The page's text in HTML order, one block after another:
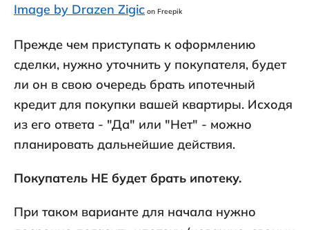
Image by Drazen Zigic on Freepik
Прежде чем приступать к оформлению
сделки, нужно уточнить у покупателя, будет
ли он в свою очередь брать ипотечный
кредит для покупки вашей квартиры. Исходя
из его ответа - "Да" или "Нет" - можно
планировать дальнейшие действия.
Покупатель НЕ будет брать ипотеку.
При таком варианте для начала нужно